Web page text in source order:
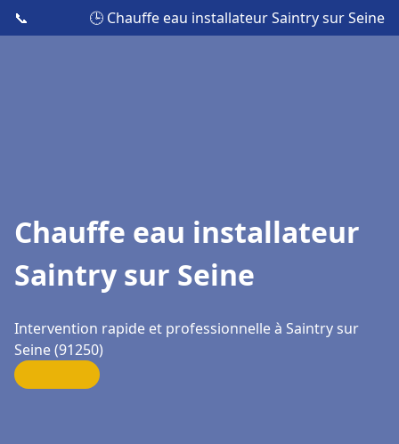
📞 🕒 Chauffe eau installateur Saintry sur Seine
Chauffe eau installateur
Saintry sur Seine
Intervention rapide et professionnelle à Saintry sur
Seine (91250)